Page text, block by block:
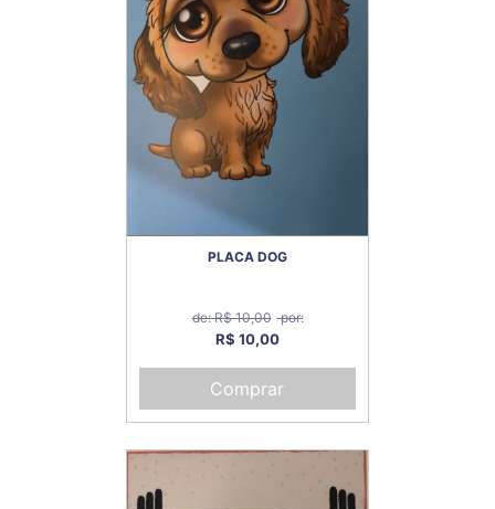
PLACA DOG
de: R$ 10,00 por:
R$ 10,00
Comprar